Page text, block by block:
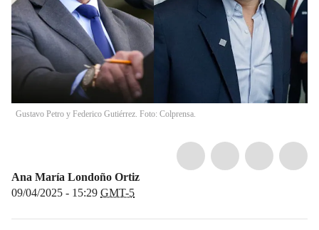
Gustavo Petro y Federico Gutiérrez. Foto: Colprensa.
Ana María Londoño Ortiz
09/04/2025 - 15:29 GMT-5